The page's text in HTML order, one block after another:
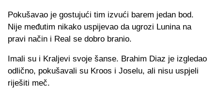
Pokušavao je gostujući tim izvući barem jedan bod.
Nije međutim nikako uspijevao da ugrozi Lunina na
pravi način i Real se dobro branio.
Imali su i Kraljevi svoje šanse. Brahim Diaz je izgledao
odlično, pokušavali su Kroos i Joselu, ali nisu uspjeli
riješiti meč.